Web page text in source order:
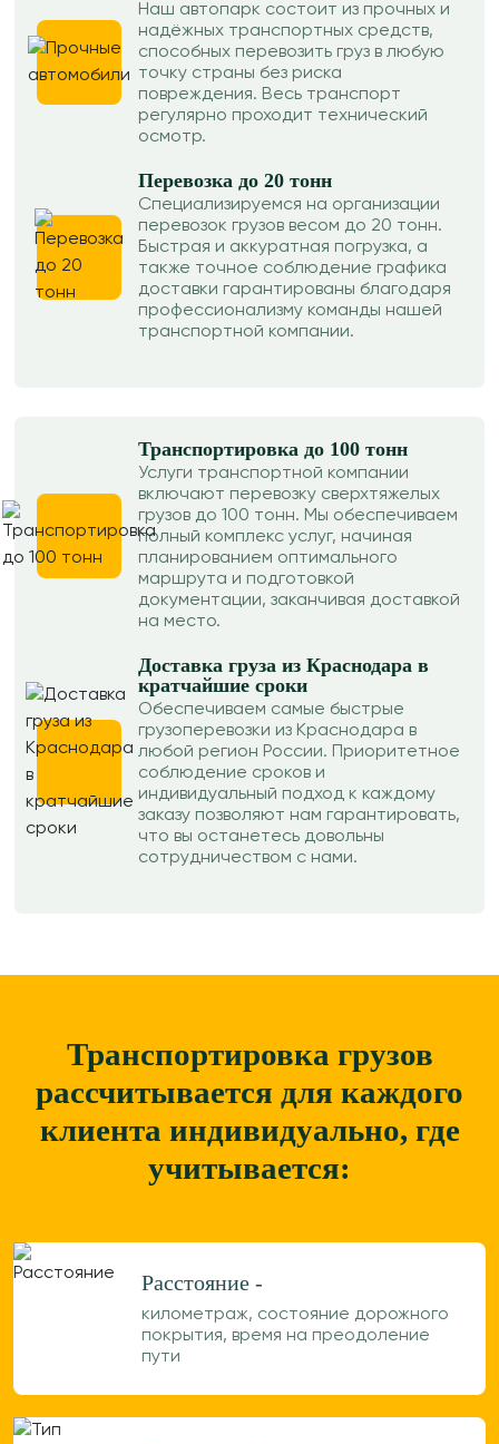
Наш автопарк состоит из прочных и
надёжных транспортных средств,
способных перевозить груз в любую
точку страны без риска
повреждения. Весь транспорт
регулярно проходит технический
осмотр.
Перевозка до 20 тонн
Специализируемся на организации
перевозок грузов весом до 20 тонн.
Быстрая и аккуратная погрузка, а
также точное соблюдение графика
доставки гарантированы благодаря
профессионализму команды нашей
транспортной компании.
Транспортировка до 100 тонн
Услуги транспортной компании
включают перевозку сверхтяжелых
грузов до 100 тонн. Мы обеспечиваем
полный комплекс услуг, начиная
планированием оптимального
маршрута и подготовкой
документации, заканчивая доставкой
на место.
Доставка груза из Краснодара в
кратчайшие сроки
Обеспечиваем самые быстрые
грузоперевозки из Краснодара в
любой регион России. Приоритетное
соблюдение сроков и
индивидуальный подход к каждому
заказу позволяют нам гарантировать,
что вы останетесь довольны
сотрудничеством с нами.
Транспортировка грузов
рассчитывается для каждого
клиента индивидуально, где
учитывается:
Расстояние -
километраж, состояние дорожного
покрытия, время на преодоление
пути